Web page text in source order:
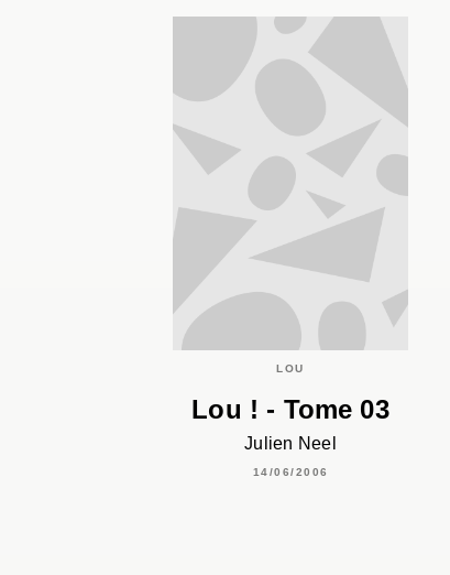
LOU
Lou ! - Tome 03
Julien Neel
14/06/2006